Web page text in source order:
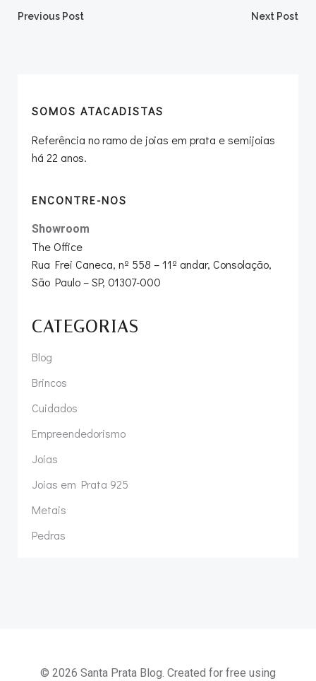
Post
Previous Post Next Post
SOMOS ATACADISTAS
Referência no ramo de joias em prata e semijoias
há 22 anos.
ENCONTRE-NOS
Showroom
The Office
Rua Frei Caneca, nº 558 – 11º andar, Consolação,
São Paulo – SP, 01307-000
CATEGORIAS
Blog
Brincos
Cuidados
Empreendedorismo
Joias
Joias em Prata 925
Metais
Pedras
© 2026 Santa Prata Blog. Created for free using